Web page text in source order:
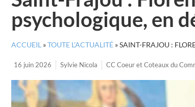
psychologique, en
ACCUEIL »TOUTE L’ACTUALITÉ »SAINT-FRAJOU :
16 juin 2026 Sylvie Nicola CC Coeur et Coteaux du